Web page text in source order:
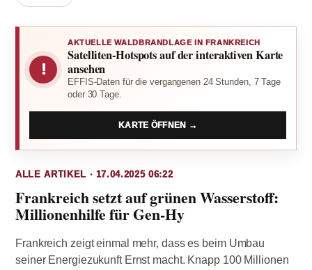
!
AKTUELLE WALDBRANDLAGE IN FRANKREICH
Satelliten-Hotspots auf der interaktiven Karte
ansehen
EFFIS-Daten für die vergangenen 24 Stunden, 7 Tage
oder 30 Tage.
KARTE ÖFFNEN →
ALLE ARTIKEL · 17.04.2025 06:22
Frankreich setzt auf grünen Wasserstoff:
Millionenhilfe für Gen-Hy
Frankreich zeigt einmal mehr, dass es beim Umbau
seiner Energiezukunft Ernst macht. Knapp 100 Millionen